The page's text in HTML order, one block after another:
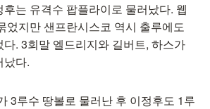
는 유격수 팝플라이로 물러났다. 웹
었지만 샌프란시스코 역시 출루에도
. 3회말 엘드리지와 길버트, 하스가
났다.
3루수 땅볼로 물러난 후 이정후도 1루